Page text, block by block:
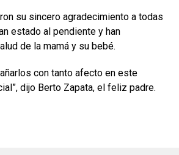
su sincero agradecimiento a todas
estado al pendiente y han
de la mamá y su bebé.
con tanto afecto en este
dijo Berto Zapata, el feliz padre.